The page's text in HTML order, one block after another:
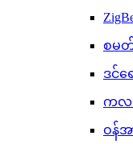
စမတ်
ဒင်
ကလ
ဝန်အ